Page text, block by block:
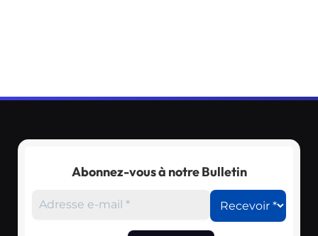
Abonnez-vous à notre Bulletin